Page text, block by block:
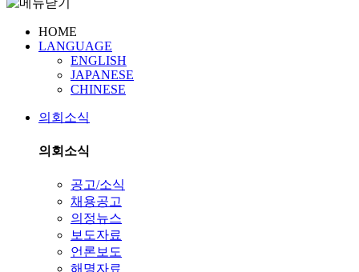
HOME
LANGUAGE
ENGLISH
JAPANESE
CHINESE
의회소식
의회소식
공고/소식
채용공고
의정뉴스
보도자료
언론보도
해명자료